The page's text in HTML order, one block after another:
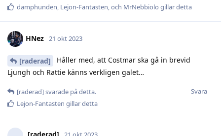
damphunden, Lejon-Fantasten, och MrNebbiolo gillar detta
HNez 21 okt 2023
[raderad]
Håller med, att Costmar ska gå in brevid
Ljungh och Rattie känns verkligen galet…
Svara
[raderad]svarade på detta.
Lejon-Fantasten gillar detta